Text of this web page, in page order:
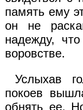
память ему
он не
надежду,
воровстве.
Услыхав
покоев
обнять ее.